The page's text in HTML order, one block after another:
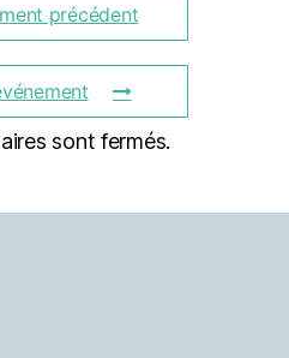
précédent
sont fermés.